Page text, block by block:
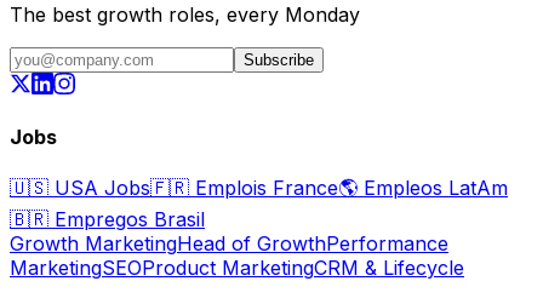
The best growth roles, every Monday
Subscribe
Jobs
🇺🇸 USA Jobs🇫🇷 Emplois France🌎 Empleos LatAm
🇧🇷 Empregos Brasil
Growth MarketingHead of GrowthPerformance
MarketingSEOProduct MarketingCRM & Lifecycle